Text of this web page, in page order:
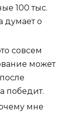
100 тыс.
думает о
совсем
может
победит.
мне